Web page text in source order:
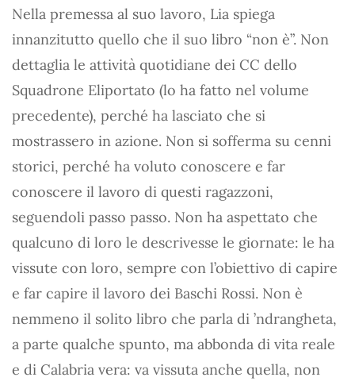
Nella premessa al suo lavoro, Lia spiega
innanzitutto quello che il suo libro “non è”. Non
dettaglia le attività quotidiane dei CC dello
Squadrone Eliportato (lo ha fatto nel volume
precedente), perché ha lasciato che si
mostrassero in azione. Non si sofferma su cenni
storici, perché ha voluto conoscere e far
conoscere il lavoro di questi ragazzoni,
seguendoli passo passo. Non ha aspettato che
qualcuno di loro le descrivesse le giornate: le ha
vissute con loro, sempre con l’obiettivo di capire
e far capire il lavoro dei Baschi Rossi. Non è
nemmeno il solito libro che parla di ’ndrangheta,
a parte qualche spunto, ma abbonda di vita reale
e di Calabria vera: va vissuta anche quella, non